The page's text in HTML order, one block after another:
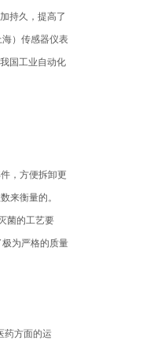
持久，提高了
）传感器仪表
国工业自动化
，方便拆卸更
来衡量的。
菌的工艺要
为严格的质量
药方面的运